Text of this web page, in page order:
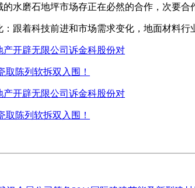
磨石地坪市场存正在必然的合作，次要合
着科技前进和市场需求变化，地面材料行
产开辟无限公司诉金科股份对
取陈列软拆双入围！
产开辟无限公司诉金科股份对
取陈列软拆双入围！